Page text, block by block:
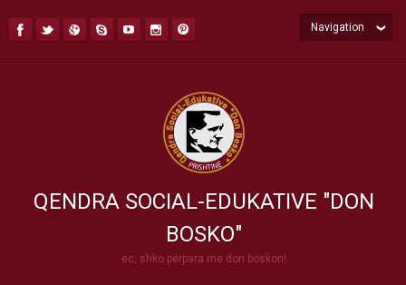
QENDRA SOCIAL-EDUKATIVE "DON
BOSKO"
ec, shko përpara me don boskon!
Navigation